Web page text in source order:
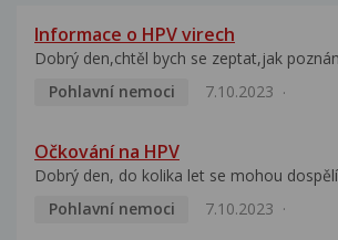
Informace o HPV virech
Dobrý den,chtěl bych se zeptat,jak
Pohlavní nemoci
7.10.2023
Očkování na HPV
Dobrý den, do kolika let se mohou
Pohlavní nemoci
7.10.2023